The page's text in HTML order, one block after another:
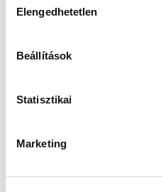
kiválasztása
Elengedhetetlen
Beállítások
Statisztikai
Marketing
FÖLDI GERGŐ,